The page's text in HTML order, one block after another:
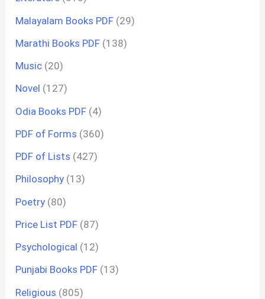
Malayalam Books PDF (29)
Marathi Books PDF (138)
Music (20)
Novel (127)
Odia Books PDF (4)
PDF of Forms (360)
PDF of Lists (427)
Philosophy (13)
Poetry (80)
Price List PDF (87)
Psychological (12)
Punjabi Books PDF (13)
Religious (805)